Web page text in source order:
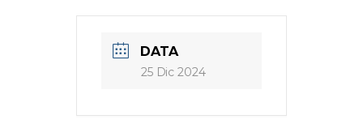
DATA
25 Dic 2024